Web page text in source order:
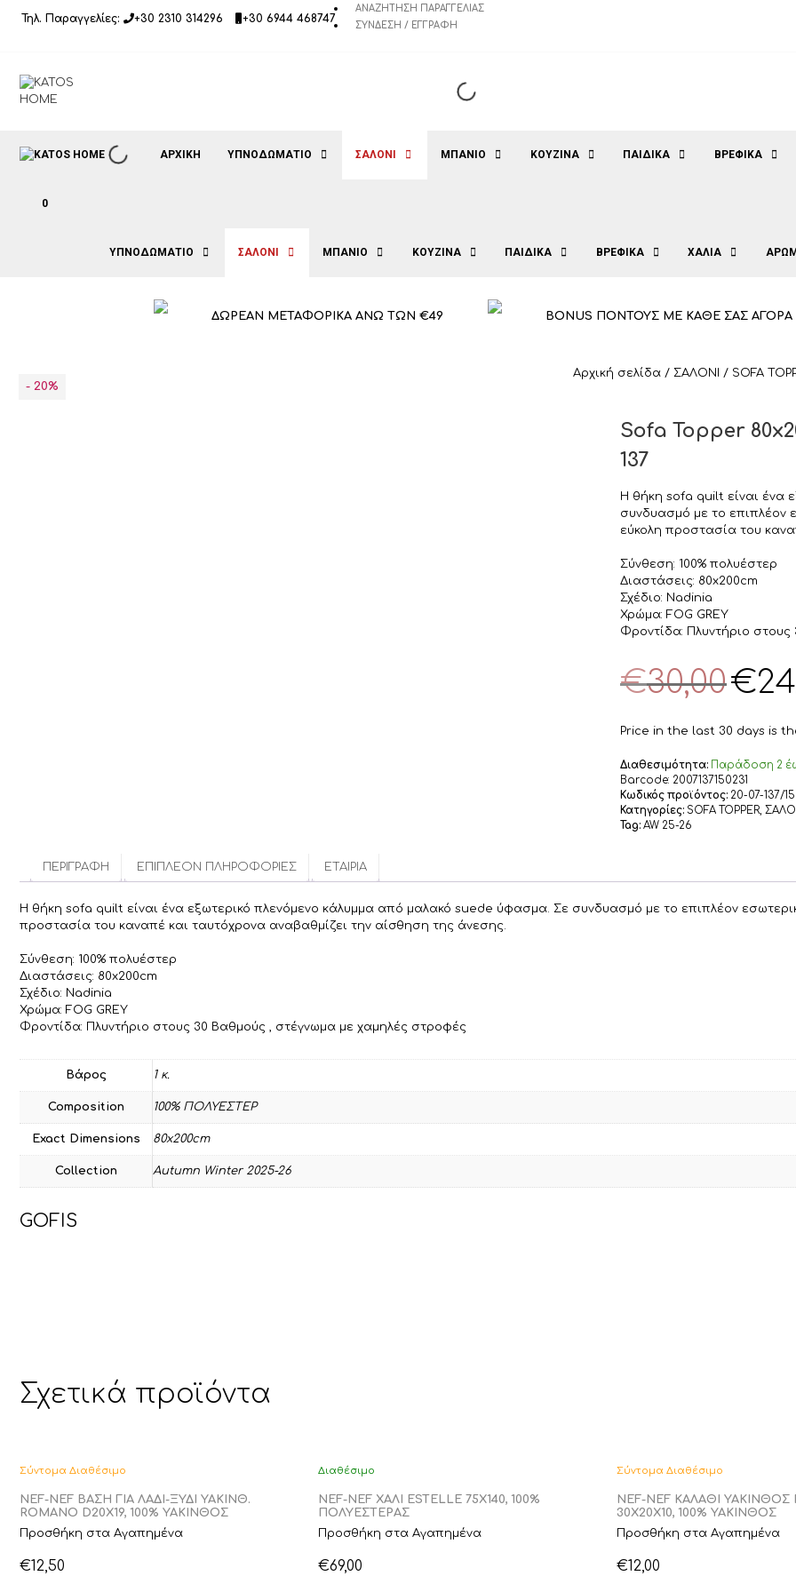
Τηλ. Παραγγελίες: +30 2310 314296 +30 6944 468747
ΑΝΑΖΉΤΗΣΗ ΠΑΡΑΓΓΕΛΊΑΣ
ΣΎΝΔΕΣΗ / ΕΓΓΡΑΦΉ
ΑΡΧΙΚΉ ΥΠΝΟΔΩΜΑΤΙΟ ΣΑΛΟΝΙ ΜΠΑΝΙΟ ΚΟΥΖΙΝΑ ΠΑΙΔΙΚΑ ΒΡΕΦΙΚΑ
0
ΥΠΝΟΔΩΜΑΤΙΟ ΣΑΛΟΝΙ ΜΠΑΝΙΟ ΚΟΥΖΙΝΑ ΠΑΙΔΙΚΑ ΒΡΕΦΙΚΑ ΧΑΛΙΑ
ΔΩΡΕΑΝ ΜΕΤΑΦΟΡΙΚΑ ΑΝΩ ΤΩΝ €49 BONUS ΠΟΝΤΟΥΣ ΜΕ ΚΑΘΕ ΣΑΣ ΑΓΟΡΑ
Αρχική σελίδα / ΣΑΛΟΝΙ / SOFA
- 20%
Sofa Topper
137
Η θήκη sofa quilt είναι ένα
συνδυασμό με το επιπλέον
εύκολη προστασία του
Σύνθεση: 100% πολυέστερ
Διαστάσεις: 80x200cm
Σχέδιο: Nadinia
Χρώμα: FOG GREY
Φροντίδα: Πλυντήριο
€30,00 price
€
Price in the last 30 days is
Διαθεσιμότητα:
Παράδoση 2
Barcode: 2007137150231
Κωδικός προϊόντος: 20-07-137/15
Κατηγορίες: SOFA TOPPER
Tag: AW 25-26
ΠΕΡΙΓΡΑΦΉ ΕΠΙΠΛΈΟΝ ΠΛΗΡΟΦΟΡΊΕΣ ΕΤΑΙΡΊΑ
Η θήκη sofa quilt είναι ένα εξωτερικό πλενόμενο κάλυμμα από μαλακό suede ύφασμα. Σε συνδυασμό με το επιπλέον
προστασία του καναπέ και ταυτόχρονα αναβαθμίζει την αίσθηση της άνεσης.
Σύνθεση: 100% πολυέστερ
Διαστάσεις: 80x200cm
Σχέδιο: Nadinia
Χρώμα: FOG GREY
Φροντίδα: Πλυντήριο στους 30 Βαθμούς , στέγνωμα με χαμηλές στροφές
Βάρος 1 κ.
Composition 100% ΠΟΛΥΕΣΤΕΡ
Exact Dimensions 80x200cm
Collection Autumn Winter 2025-26
GOFIS
Σχετικά προϊόντα
Σύντομα Διαθέσιμο
NEF-NEF ΒΑΣΗ ΓΙΑ ΛΑΔΙ-ΞΥΔΙ YAKINΘ.
ROMANO D20X19, 100% ΥΑΚΙΝΘΟΣ
Προσθήκη στα Αγαπημένα
€12,50
Διαθέσιμο
NEF-NEF ΧΑΛΙ ESTELLE 75Χ140, 100%
ΠΟΛΥΕΣΤΕΡΑΣ
Προσθήκη στα Αγαπημένα
€69,00
Σύντομα Διαθέσιμο
NEF-NEF ΚΑΛΑΘΙ ΥΑΚΙΝΘΟΣ
30X20X10, 100% ΥΑΚΙΝΘΟΣ
Προσθήκη στα Αγαπημένα
€12,00